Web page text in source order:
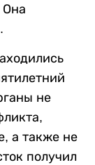
Она
не
а также не
получил